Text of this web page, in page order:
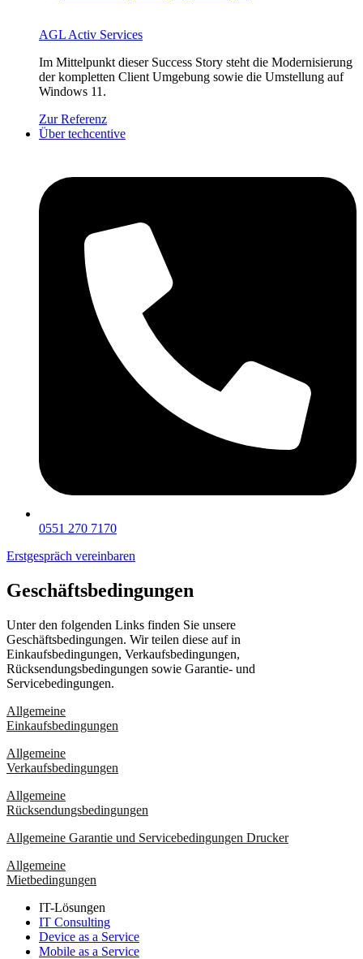
AGL Activ Services
Im Mittelpunkt dieser Success Story steht die Modernisierung
der kompletten Client Umgebung sowie die Umstellung auf
Windows 11.
Zur Referenz
Über techcentive
0551 270 7170
Erstgespräch vereinbaren
Geschäftsbedingungen
Unter den folgenden Links finden Sie unsere
Geschäftsbedingungen. Wir teilen diese auf in
Einkaufsbedingungen, Verkaufsbedingungen,
Rücksendungsbedingungen sowie Garantie- und
Servicebedingungen.
Allgemeine
Einkaufsbedingungen
Allgemeine
Verkaufsbedingungen
Allgemeine
Rücksendungsbedingungen
Allgemeine Garantie und Servicebedingungen Drucker
Allgemeine
Mietbedingungen
IT-Lösungen
IT Consulting
Device as a Service
Mobile as a Service